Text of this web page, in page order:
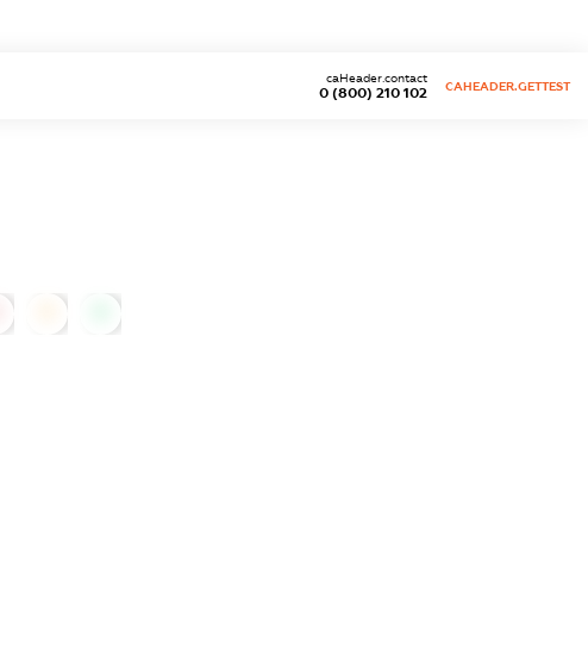
0 (800) 210 102
caHeader.contact
CAHEADER.GETTEST